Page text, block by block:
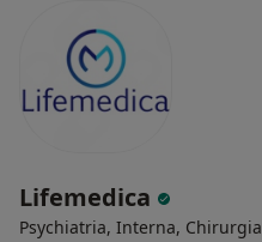
Lifemedica
Psychiatria, Interna, Chirurgia